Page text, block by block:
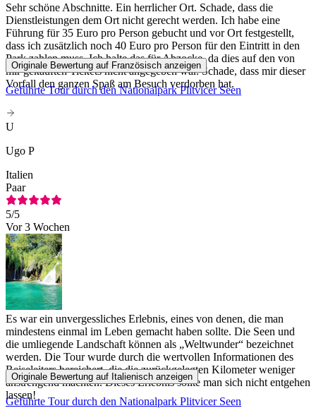
Sehr schöne Abschnitte. Ein herrlicher Ort. Schade, dass die
Dienstleistungen dem Ort nicht gerecht werden. Ich habe eine
Führung für 35 Euro pro Person gebucht und vor Ort festgestellt,
dass ich zusätzlich noch 40 Euro pro Person für den Eintritt in den
Park zahlen muss. Ich halte das für Abzocke, da dies auf den von
mir gekauften Tickets nicht angegeben war. Schade, dass mir dieser
Vorfall den ganzen Spaß am Besuch verdorben hat.
Originale Bewertung auf Französisch anzeigen
Geführte Tour durch den Nationalpark Plitvicer Seen
U
Ugo P
Italien
Paar
5/5
Vor 3 Wochen
Es war ein unvergessliches Erlebnis, eines von denen, die man
mindestens einmal im Leben gemacht haben sollte. Die Seen und
die umliegende Landschaft können als „Weltwunder“ bezeichnet
werden. Die Tour wurde durch die wertvollen Informationen des
Reiseleiters bereichert, die die zurückgelegten Kilometer weniger
anstrengend machten. Dieses Erlebnis sollte man sich nicht entgehen
lassen!
Originale Bewertung auf Italienisch anzeigen
Geführte Tour durch den Nationalpark Plitvicer Seen